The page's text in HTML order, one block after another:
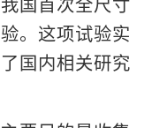
。这项试验实
国内相关研究